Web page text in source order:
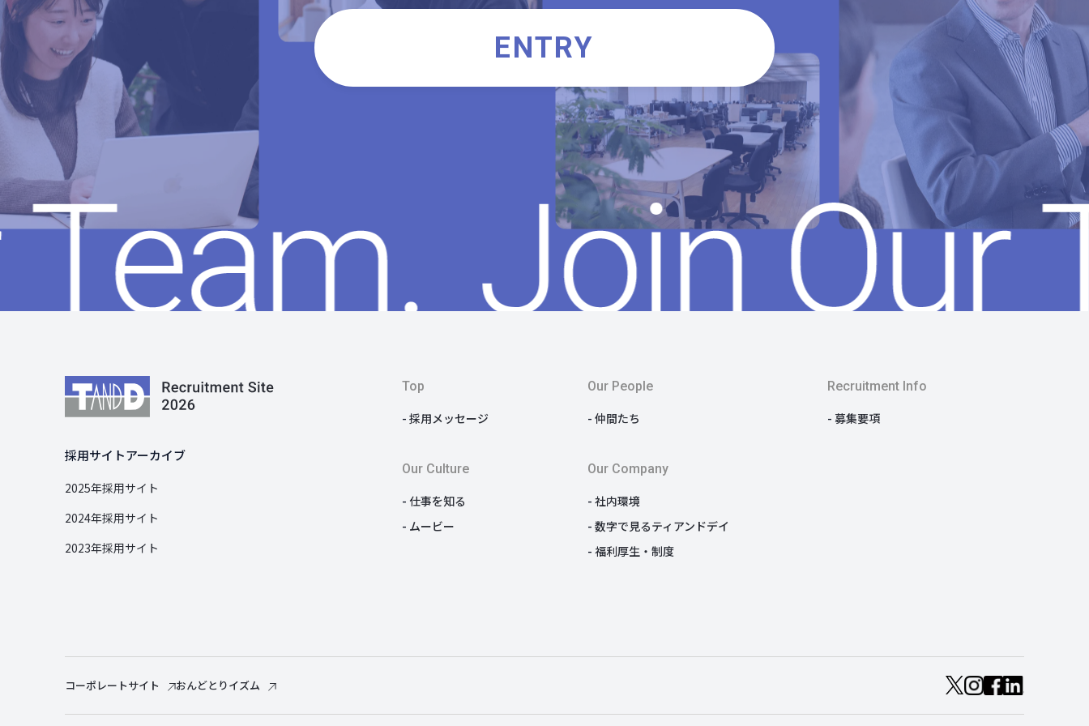
ENTRY
採用サイトアーカイブ
2025年採用サイト
2024年採用サイト
2023年採用サイト
Top
採用メッセージ
Our Culture
仕事を知る
ムービー
Our People
仲間たち
Our Company
社内環境
数字で見るティアンドデイ
福利厚生・制度
Recruitment Info
募集要項
コーポレートサイト おんどとりイズム